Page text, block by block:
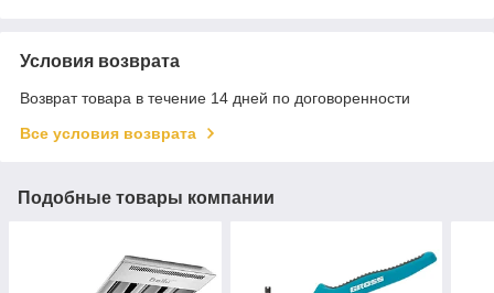
Условия возврата
Возврат товара в течение 14 дней по договоренности
Все условия возврата
Подобные товары компании